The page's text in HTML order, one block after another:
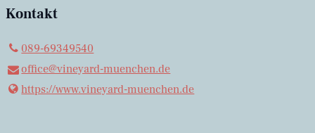
Kontakt
089-69349540
office@​vineyard-muenchen.​de
https://www.​vineyard-muenchen.​de